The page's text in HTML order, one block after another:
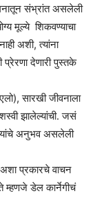
संभ्रांत असलेली
मूल्ये शिकवण्याचा
अशी, त्यांना
प्रेरणा देणारी पुस्तके
सारखी जीवनाला
झालेल्यांची. जसं
यांचे अनुभव असलेली
प्रकारचे वाचन
म्हणजे डेल कार्नेगीचं